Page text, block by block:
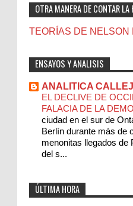
OTRA MANERA DE CONTAR
TEORÍAS DE NELSON
ENSAYOS Y ANALISIS
ANALITICA
EL DECLIVE DE
FALACIA DE LA
ciudad en el sur de
Berlín durante más de
menonitas llegados de
del s...
ÚLTIMA HORA